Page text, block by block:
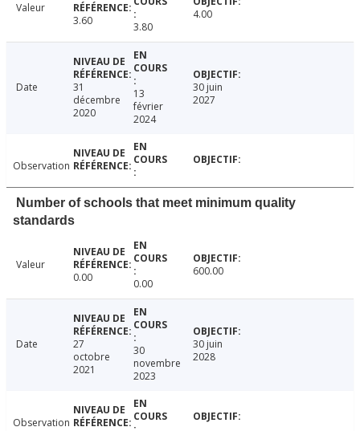
Valeur
3.60
3.80
4.00
Date
31
décembre
2020
13
février
2024
30 juin
2027
Observation
Number of schools that meet minimum quality
standards
Valeur
0.00
0.00
600.00
Date
27
octobre
2021
30
novembre
2023
30 juin
2028
Observation